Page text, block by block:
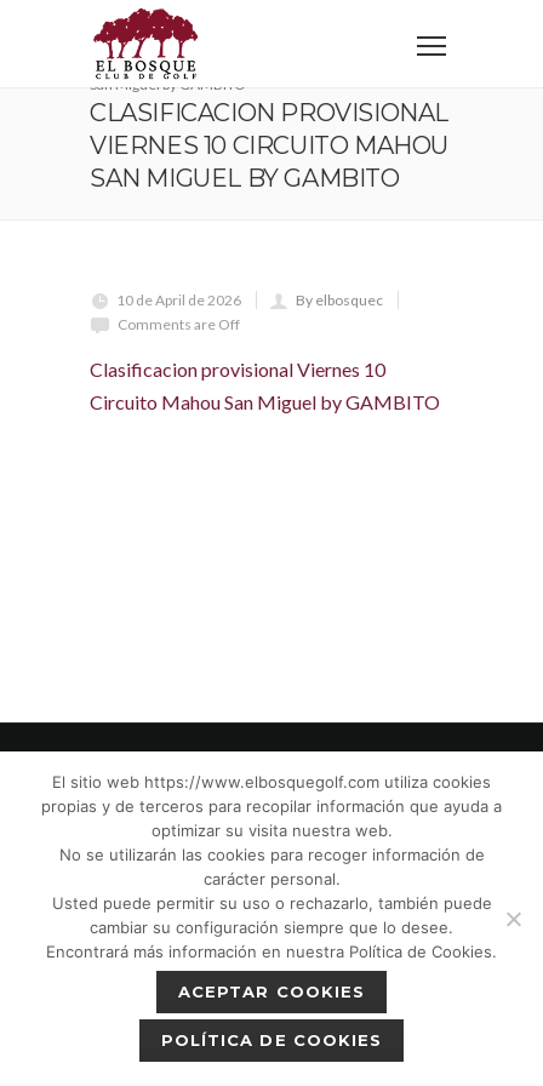
Home
Clasificacion provisional Viernes 10 Circuito Mahou
San Miguel by GAMBITO
CLASIFICACION PROVISIONAL
VIERNES 10 CIRCUITO MAHOU
SAN MIGUEL BY GAMBITO
10 de April de 2026
By elbosquec
Comments are Off
Clasificacion provisional Viernes 10
Circuito Mahou San Miguel by GAMBITO
© El Bosque Club de Golf |Aviso Legal|
Política de Privacidad| Política de Cookies
Política de devoluciones|
Protección de Menores CPM”|
El sitio web https://www.elbosquegolf.com utiliza cookies
propias y de terceros para recopilar información que ayuda a
optimizar su visita nuestra web.
No se utilizarán las cookies para recoger información de
carácter personal.
Usted puede permitir su uso o rechazarlo, también puede
cambiar su configuración siempre que lo desee.
Encontrará más información en nuestra Política de Cookies.
ACEPTAR COOKIES
POLÍTICA DE COOKIES